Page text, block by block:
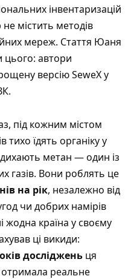
інвентаризацій
містить методів
мереж. Стаття Юаня
автори
версію SeweX у
під кожним містом
тихо їдять органіку у
метан — один із
газів. Вони роблять це
на рік, незалежно від
чи добрих намірів
жодна країна у своєму
ці викиди:
досліджень ця
реальне